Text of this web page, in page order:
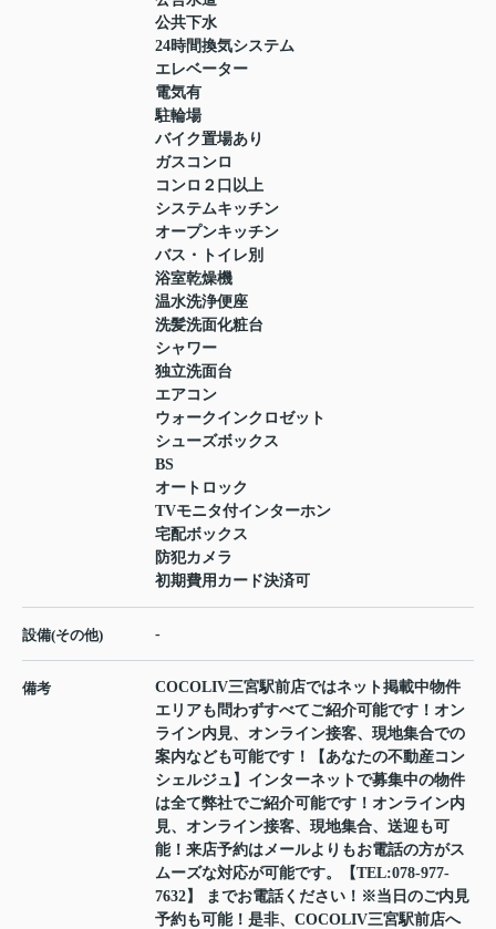
公共下水
24時間換気システム
エレベーター
電気有
駐輪場
バイク置場あり
ガスコンロ
コンロ２口以上
システムキッチン
オープンキッチン
バス・トイレ別
浴室乾燥機
温水洗浄便座
洗髪洗面化粧台
シャワー
独立洗面台
エアコン
ウォークインクロゼット
シューズボックス
BS
オートロック
TVモニタ付インターホン
宅配ボックス
防犯カメラ
初期費用カード決済可
設備(その他) -
備考
COCOLIV三宮駅前店ではネット掲載中物件
エリアも問わずすべてご紹介可能です！オン
ライン内見、オンライン接客、現地集合での
案内なども可能です！【あなたの不動産コン
シェルジュ】インターネットで募集中の物件
は全て弊社でご紹介可能です！オンライン内
見、オンライン接客、現地集合、送迎も可
能！来店予約はメールよりもお電話の方がス
ムーズな対応が可能です。【TEL:078-977-
7632】 までお電話ください！※当日のご内見
予約も可能！是非、COCOLIV三宮駅前店へ